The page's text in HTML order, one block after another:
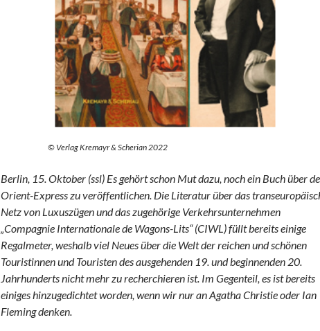
© Verlag Kremayr & Scherian 2022
Berlin, 15. Oktober (ssl) Es gehört schon Mut dazu, noch ein Buch über
Orient-Express zu veröffentlichen. Die Literatur über das
Netz von Luxuszügen und das zugehörige Verkehrsunternehmen
„Compagnie Internationale de Wagons-Lits“ (CIWL) füllt bereits einige
Regalmeter, weshalb viel Neues über die Welt der reichen und schönen
Touristinnen und Touristen des ausgehenden 19. und beginnenden 20.
Jahrhunderts nicht mehr zu recherchieren ist. Im Gegenteil, es ist bereits
einiges hinzugedichtet worden, wenn wir nur an Agatha Christie oder Ian
Fleming denken.